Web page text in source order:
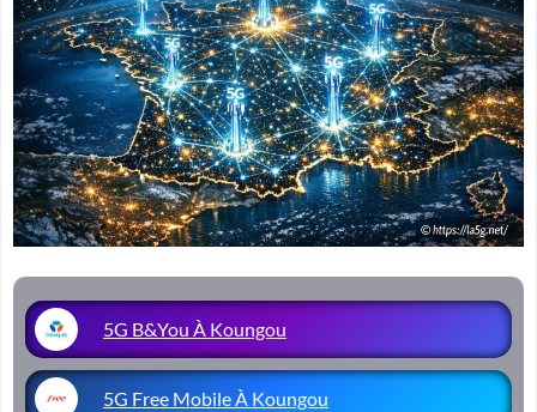
5G B&You À Koungou
5G Free Mobile À Koungou